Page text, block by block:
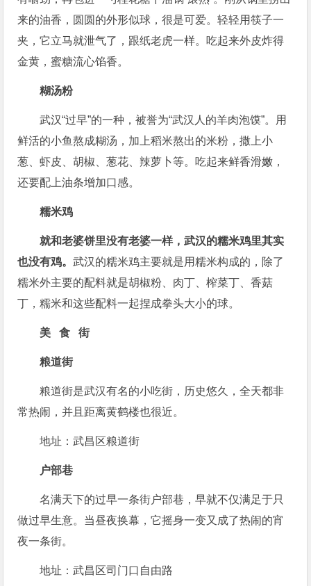
来的油香，圆圆的外形似球，很是可爱。轻轻用筷子一
夹，它立马就泄气了，跟纸老虎一样。吃起来外皮炸得
金黄，蜜糖流心馅香。
糊汤粉
武汉“过早”的一种，被誉为“武汉人的羊肉泡馍”。用
鲜活的小鱼熬成糊汤，加上稻米熬出的米粉，撒上小
葱、虾皮、胡椒、葱花、辣萝卜等。吃起来鲜香滑嫩，
还要配上油条增加口感。
糯米鸡
就和老婆饼里没有老婆一样，武汉的糯米鸡里其实
也没有鸡。武汉的糯米鸡主要就是用糯米构成的，除了
糯米外主要的配料就是胡椒粉、肉丁、榨菜丁、香菇
丁，糯米和这些配料一起捏成拳头大小的球。
美 食 街
粮道街
粮道街是武汉有名的小吃街，历史悠久，全天都非
常热闹，并且距离黄鹤楼也很近。
地址：武昌区粮道街
户部巷
名满天下的过早一条街户部巷，早就不仅满足于只
做过早生意。当昼夜换幕，它摇身一变又成了热闹的宵
夜一条街。
地址：武昌区司门口自由路